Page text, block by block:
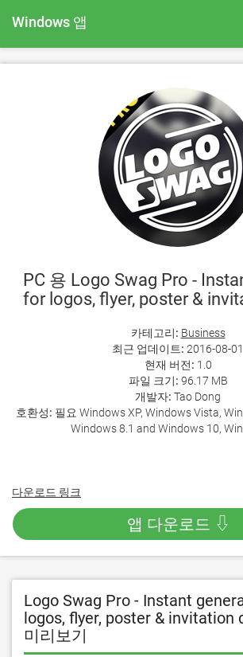
Windows 앱
PC 용 Logo Swag Pro -
for logos, flyer, poster &
카테고리: Business
최근 업데이트: 2016-08-01
현재 버전: 1.0
파일 크기: 96.17 MB
개발자: Tao Dong
호환성: 필요 Windows XP, Windows Vista,
Windows 8.1 and Windows 10,
다운로드 링크
앱 다운로드 ⇩
Logo Swag Pro - Instant
logos, flyer, poster & invitation
미리보기